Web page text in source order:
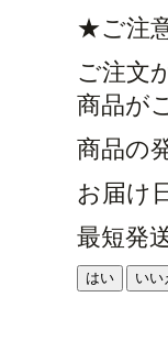
★ご注
ご注文
商品が
商品の
お届け
最短発
はい いい